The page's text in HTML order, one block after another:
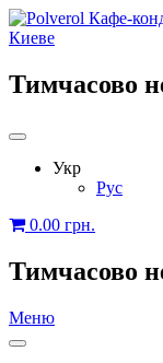
Тимчасово
Укр
Рус
0.00 грн.
Тимчасово
Меню